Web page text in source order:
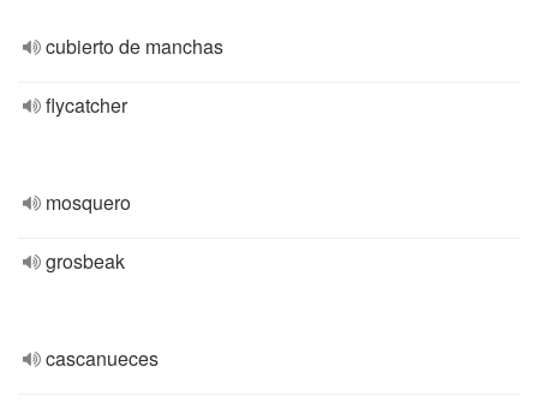
cubierto de manchas
flycatcher
mosquero
grosbeak
cascanueces